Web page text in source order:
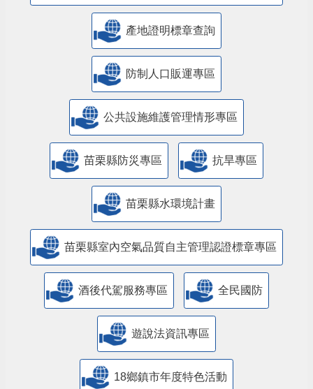
產地證明標章查詢
防制人口販運專區
​公共設施維護管理情形專區
苗栗縣防災專區 抗旱專區
苗栗縣水環境計畫
苗栗縣室內空氣品質自主管理認證標章專區
酒後代駕服務專區 全民國防
遊說法資訊專區
18鄉鎮市年度特色活動